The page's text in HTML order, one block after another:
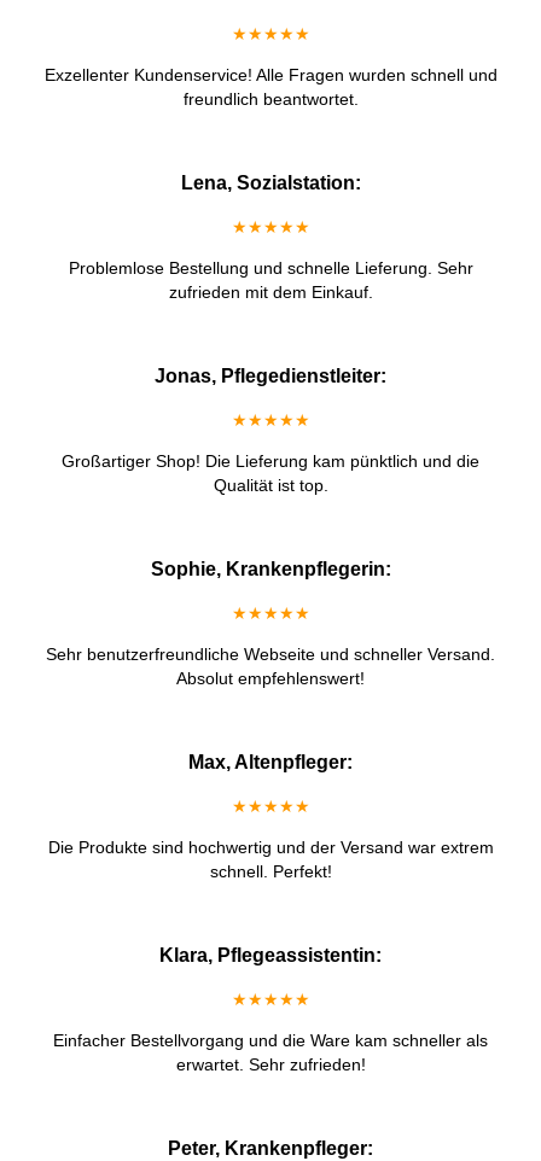
★★★★★
Exzellenter Kundenservice! Alle Fragen wurden schnell und
freundlich beantwortet.
Lena, Sozialstation:
★★★★★
Problemlose Bestellung und schnelle Lieferung. Sehr
zufrieden mit dem Einkauf.
Jonas, Pflegedienstleiter:
★★★★★
Großartiger Shop! Die Lieferung kam pünktlich und die
Qualität ist top.
Sophie, Krankenpflegerin:
★★★★★
Sehr benutzerfreundliche Webseite und schneller Versand.
Absolut empfehlenswert!
Max, Altenpfleger:
★★★★★
Die Produkte sind hochwertig und der Versand war extrem
schnell. Perfekt!
Klara, Pflegeassistentin:
★★★★★
Einfacher Bestellvorgang und die Ware kam schneller als
erwartet. Sehr zufrieden!
Peter, Krankenpfleger: